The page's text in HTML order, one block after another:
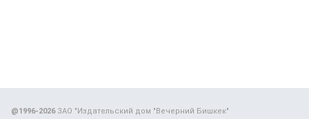
@1996-2026ЗАО "Издательский дом "Вечерний Бишкек"